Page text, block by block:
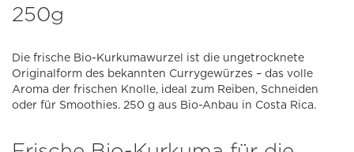
250g
Die frische Bio-Kurkumawurzel ist die ungetrocknete
Originalform des bekannten Currygewürzes – das volle
Aroma der frischen Knolle, ideal zum Reiben, Schneiden
oder für Smoothies. 250 g aus Bio-Anbau in Costa Rica.